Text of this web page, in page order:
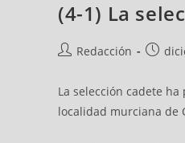
(4-1) La
Redacción
La selección cadete
localidad murciana de